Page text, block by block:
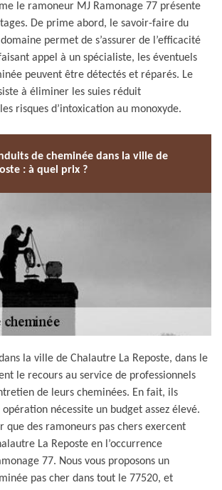
le ramoneur MJ Ramonage 77 présente
De prime abord, le savoir-faire du
permet de s’assurer de l’efficacité
appel à un spécialiste, les éventuels
peuvent être détectés et réparés. Le
à éliminer les suies réduit
risques d’intoxication au monoxyde.
de cheminée dans la ville de
: à quel prix ?
la ville de Chalautre La Reposte, dans le
le recours au service de professionnels
de leurs cheminées. En fait, ils
nécessite un budget assez élevé.
que des ramoneurs pas chers exercent
La Reposte en l’occurrence
77. Nous vous proposons un
pas cher dans tout le 77520, et